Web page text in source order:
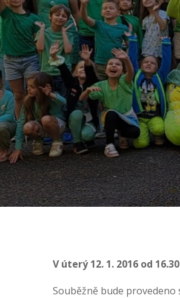
V úterý 12. 1. 2016 od
Souběžně bude provedeno